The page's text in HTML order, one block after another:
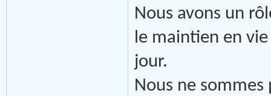
Nous avons un
le maintien en vie
jour.
Nous ne sommes